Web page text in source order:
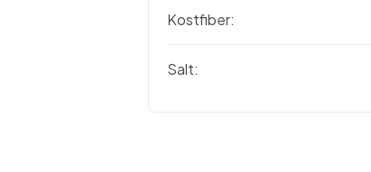
Kostfiber:
Salt: